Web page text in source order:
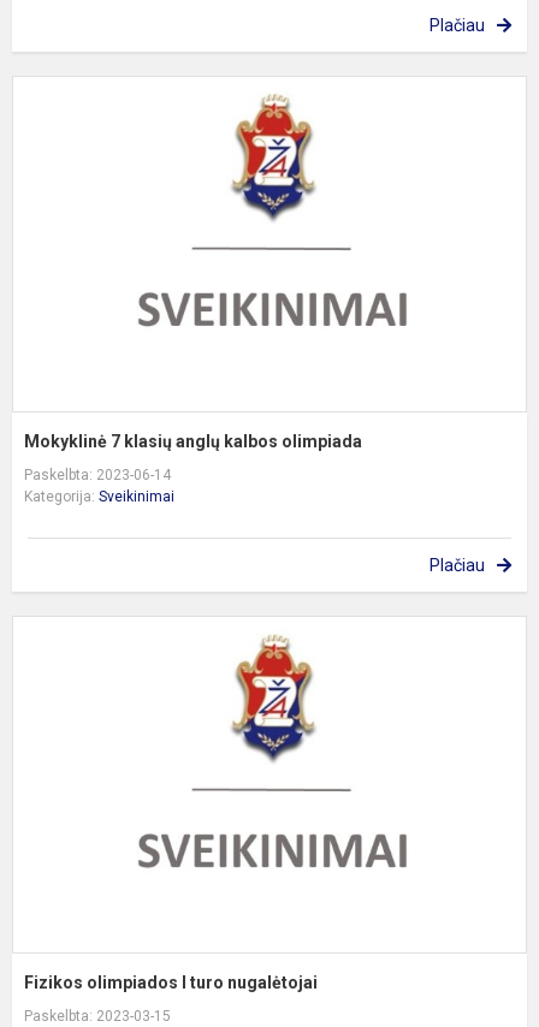
Plačiau
Mokyklinė 7 klasių anglų kalbos olimpiada
Paskelbta: 2023-06-14
Kategorija: Sveikinimai
Plačiau
Fizikos olimpiados I turo nugalėtojai
Paskelbta: 2023-03-15